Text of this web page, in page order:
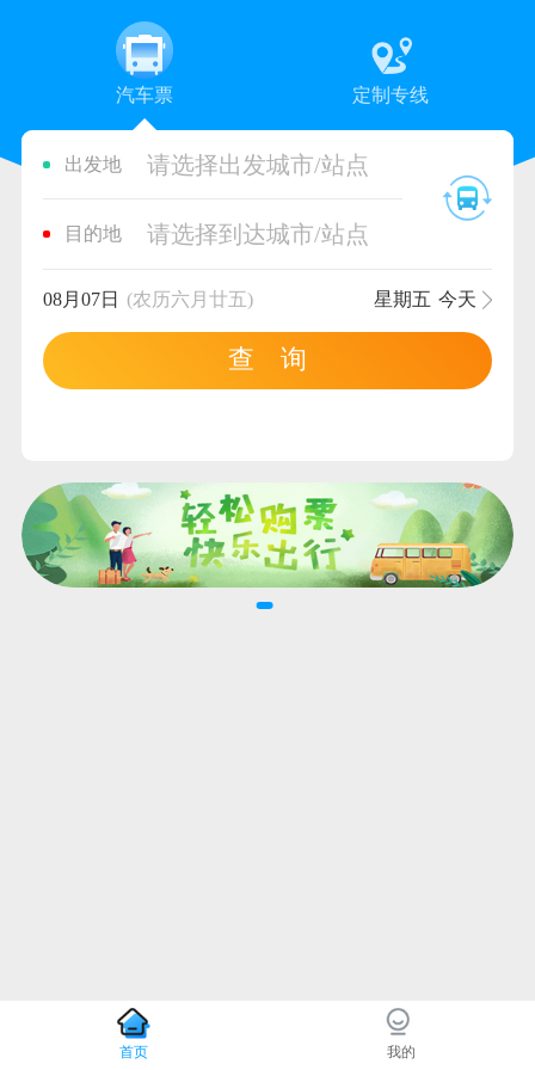
汽车票 定制专线
出发地 请选择出发城市/站点
目的地 请选择到达城市/站点
08月07日 (农历六月廿五) 星期五 今天
查 询
首页 我的